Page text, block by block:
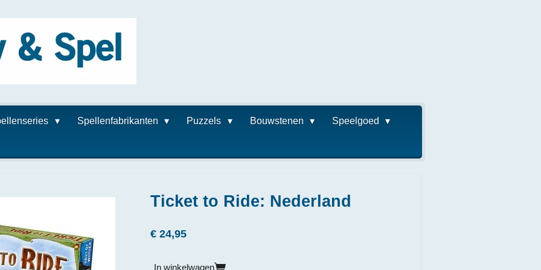
Spellenfabrikanten Puzzels Bouwstenen Speelgoed
Ticket to Ride: Nederland
€ 24,95
In winkelwagen